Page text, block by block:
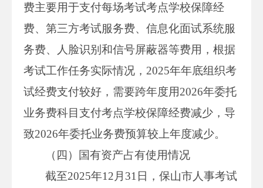
费主要用于支付每场考试考点学校保障经
费、第三方考试服务费、信息化面试系统服
务费、人脸识别和信号屏蔽器等费用，根据
考试工作任务实际情况，2025年年底组织考
试经费支付较好，需要跨年度用2026年委托
业务费科目支付考点学校保障经费减少，导
致2026年委托业务费预算较上年度减少。
（四）国有资产占有使用情况
截至2025年12月31日，保山市人事考试